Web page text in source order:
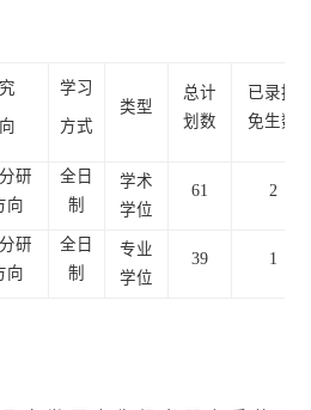
学习
方式
类型
总计
划数
已录推
免生数
研
向
全日
制
学术
学位
61 2
研
向
全日
制
专业
学位
39 1